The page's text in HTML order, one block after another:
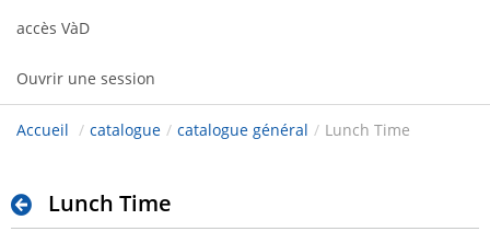
accès VàD
Ouvrir une session
Accueil / catalogue / catalogue général / Lunch Time
Lunch Time